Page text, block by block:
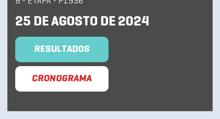
25 DE AGOSTO DE 2024
RESULTADOS
CRONOGRAMA